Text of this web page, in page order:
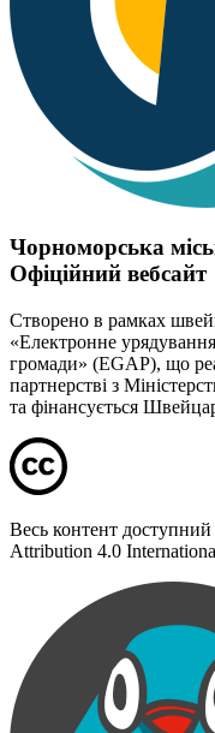
Чорноморська
Офіційний вебсайт
Створено в рамках
«Електронне урядування
громади» (EGAP), що
партнерстві з
та фінансується
Весь контент доступний
Attribution 4.0